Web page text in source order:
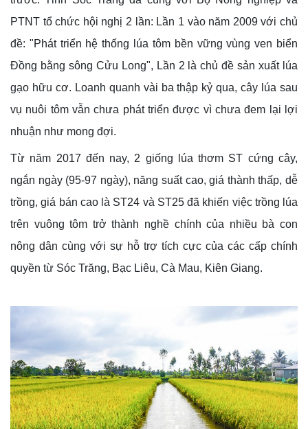
PTNT tổ chức hội nghị 2 lần: Lần 1 vào năm 2009 với chủ
đề: "Phát triển hệ thống lúa tôm bền vững vùng ven biển
Đồng bằng sông Cửu Long", Lần 2 là chủ đề sản xuất lúa
gạo hữu cơ. Loanh quanh vài ba thập kỷ qua, cây lúa sau
vụ nuôi tôm vẫn chưa phát triển được vì chưa đem lại lợi
nhuận như mong đợi.
Từ năm 2017 đến nay, 2 giống lúa thơm ST cứng cây,
ngắn ngày (95-97 ngày), năng suất cao, giá thành thấp, dễ
trồng, giá bán cao là ST24 và ST25 đã khiến việc trồng lúa
trên vuông tôm trở thành nghề chính của nhiều bà con
nông dân cùng với sự hỗ trợ tích cực của các cấp chính
quyền từ Sóc Trăng, Bạc Liêu, Cà Mau, Kiên Giang.